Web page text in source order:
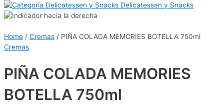
Delicatessen y Snacks
Home / Cremas / PIÑA COLADA MEMORIES BOTELLA 750ml
Cremas
PIÑA COLADA MEMORIES
BOTELLA 750ml